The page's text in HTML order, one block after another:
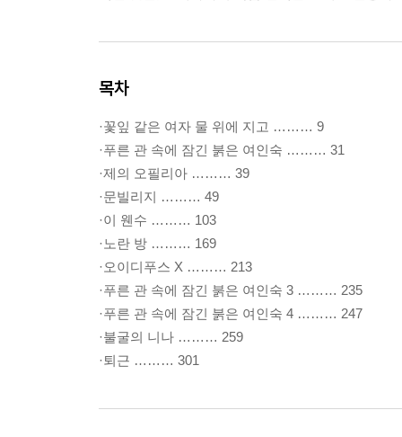
목차
·꽃잎 같은 여자 물 위에 지고 ……… 9
·푸른 관 속에 잠긴 붉은 여인숙 ……… 31
·제의 오필리아 ……… 39
·문빌리지 ……… 49
·이 웬수 ……… 103
·노란 방 ……… 169
·오이디푸스 X ……… 213
·푸른 관 속에 잠긴 붉은 여인숙 3 ……… 235
·푸른 관 속에 잠긴 붉은 여인숙 4 ……… 247
·불굴의 니나 ……… 259
·퇴근 ……… 301